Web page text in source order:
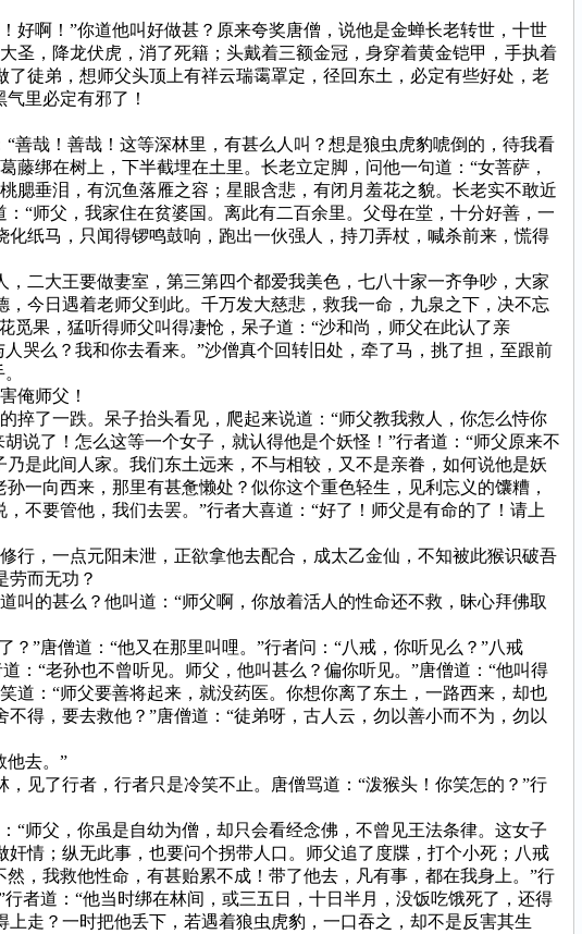
啊！”你道他叫好做甚？原来夸奖唐僧，说他是金蝉长老转世，十世
圣，降龙伏虎，消了死籍；头戴着三额金冠，身穿着黄金铠甲，手执着
徒弟，想师父头顶上有祥云瑞霭罩定，径回东土，必定有些好处，老
里必定有邪了！
哉！善哉！这等深林里，有甚么人叫？想是狼虫虎豹唬倒的，待我看
绑在树上，下半截埋在土里。长老立定脚，问他一句道：“女菩萨，
腮垂泪，有沉鱼落雁之容；星眼含悲，有闭月羞花之貌。长老实不敢近
“师父，我家住在贫婆国。离此有二百余里。父母在堂，十分好善，一
纸马，只闻得锣鸣鼓响，跑出一伙强人，持刀弄杖，喊杀前来，慌得
二大王要做妻室，第三第四个都爱我美色，七八十家一齐争吵，大家
今日遇着老师父到此。千万发大慈悲，救我一命，九泉之下，决不忘
觅果，猛听得师父叫得凄怆，呆子道：“沙和尚，师父在此认了亲
哭么？我和你去看来。”沙僧真个回转旧处，牵了马，挑了担，至跟前
俺师父！
了一跌。呆子抬头看见，爬起来说道：“师父教我救人，你怎么恃你
说了！怎么这等一个女子，就认得他是个妖怪！”行者道：“师父原来不
是此间人家。我们东土远来，不与相较，又不是亲眷，如何说他是妖
一向西来，那里有甚惫懒处？似你这个重色轻生，见利忘义的馕糟，
不要管他，我们去罢。”行者大喜道：“好了！师父是有命的了！请上
，一点元阳未泄，正欲拿他去配合，成太乙金仙，不知被此猴识破吾
劳而无功？
的甚么？他叫道：“师父啊，你放着活人的性命还不救，昧心拜佛取
”唐僧道：“他又在那里叫哩。”行者问：“八戒，你听见么？”八戒
：“老孙也不曾听见。师父，他叫甚么？偏你听见。”唐僧道：“他叫得
道：“师父要善将起来，就没药医。你想你离了东土，一路西来，却也
得，要去救他？”唐僧道：“徒弟呀，古人云，勿以善小而不为，勿以
他去。”
了行者，行者只是冷笑不止。唐僧骂道：“泼猴头！你笑怎的？”行
师父，你虽是自幼为僧，却只会看经念佛，不曾见王法条律。这女子
情；纵无此事，也要问个拐带人口。师父追了度牒，打个小死；八戒
，我救他性命，有甚贻累不成！带了他去，凡有事，都在我身上。”行
者道：“他当时绑在林间，或三五日，十日半月，没饭吃饿死了，还得
走？一时把他丢下，若遇着狼虫虎豹，一口吞之，却不是反害其生